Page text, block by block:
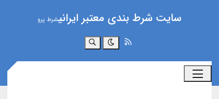
سایت شرط بندی معتبر ایرانیشرط پرو
جستجو